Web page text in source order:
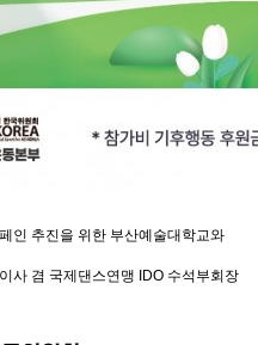
인 추진을 위한 부산예술대학교와
사 겸 국제댄스연맹 IDO 수석부회장